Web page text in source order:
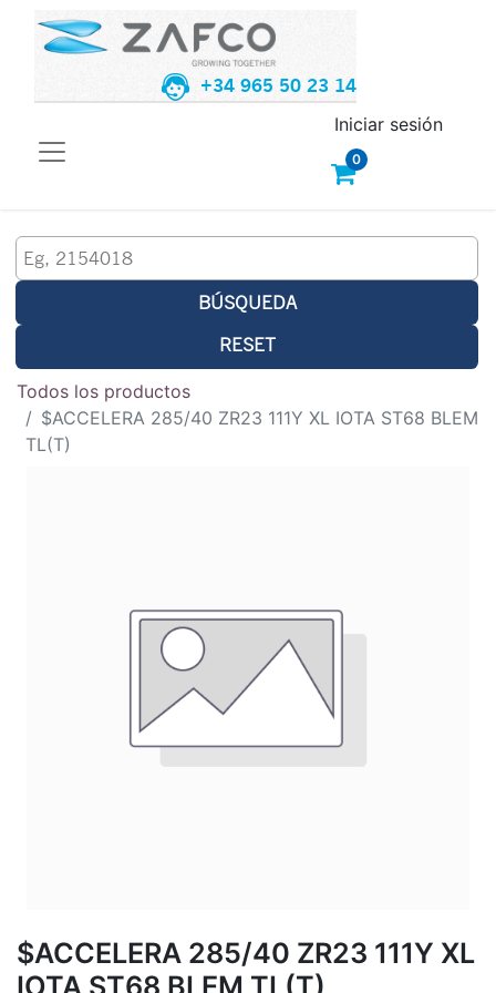
+34 965 50 23 14
0
Iniciar sesión
BÚSQUEDA
RESET
Todos los productos
$ACCELERA 285/40 ZR23 111Y XL IOTA ST68 BLEM
TL(T)
$ACCELERA 285/40 ZR23 111Y XL
IOTA ST68 BLEM TL(T)